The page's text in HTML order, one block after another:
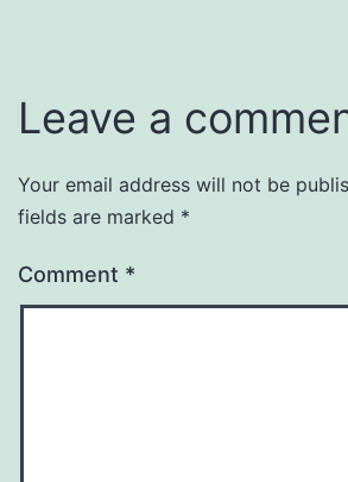
Leave a
Your email address will not be
fields are marked *
Comment *